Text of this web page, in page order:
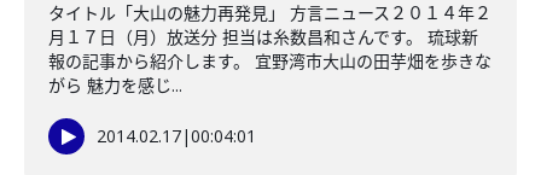
タイトル「大山の魅力再発見」 方言ニュース２０１４年２
月１７日（月）放送分 担当は糸数昌和さんです。 琉球新
報の記事から紹介します。 宜野湾市大山の田芋畑を歩きな
がら 魅力を感じ...
2014.02.17|00:04:01